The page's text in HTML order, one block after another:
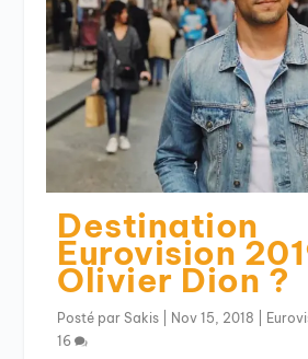
Destination
Eurovision
Olivier Dion ?
Posté parSakis Nov 15, 2018
16